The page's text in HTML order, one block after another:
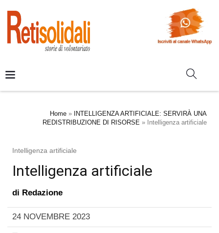
Home »
INTELLIGENZA ARTIFICIALE: SERVIRÀ UNA
REDISTRIBUZIONE DI RISORSE » Intelligenza artificiale
Intelligenza artificiale
Intelligenza artificiale
di Redazione
24 NOVEMBRE 2023